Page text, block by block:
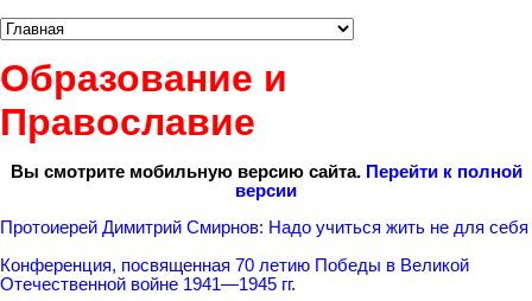
Образование и
Православие
Вы смотрите мобильную версию сайта. Перейти к полной
версии
Протоиерей Димитрий Смирнов: Надо учиться жить не для себя
Конференция, посвященная 70 летию Победы в Великой
Отечественной войне 1941—1945 гг.